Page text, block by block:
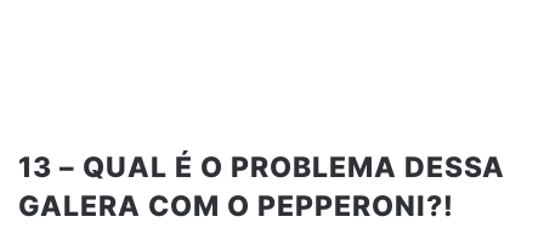
13 – QUAL É O PROBLEMA DESSA
GALERA COM O PEPPERONI?!